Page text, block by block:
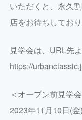
いただくと、永久
店をお待ちしており
見学会は、URL先
https://
＜オープン前見学会
2023年11月10日(